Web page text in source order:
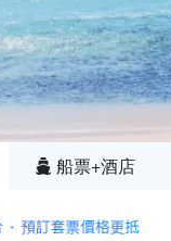
船票+酒店